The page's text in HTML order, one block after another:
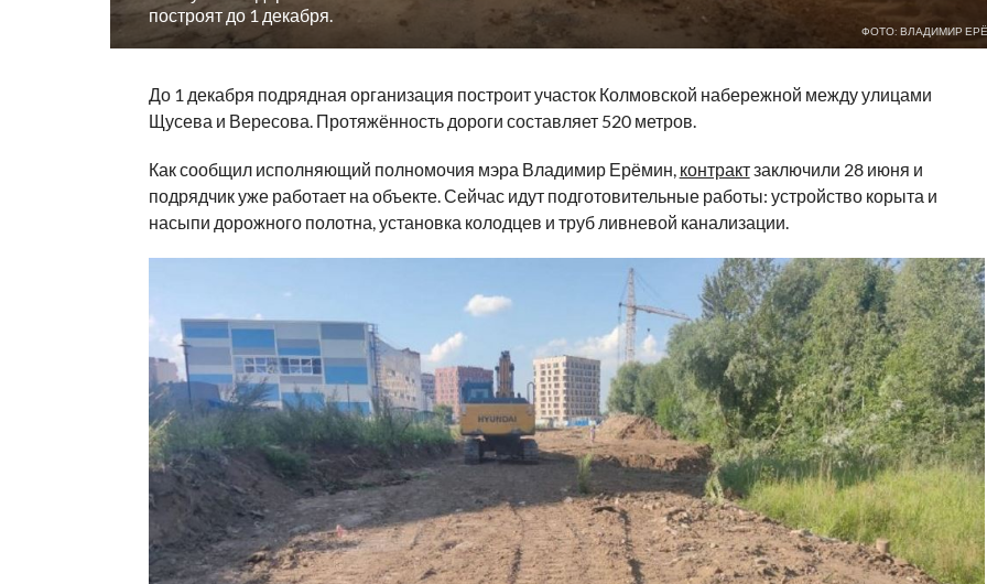
построят до 1 декабря.
ФОТО: ВЛАДИМИР
До 1 декабря подрядная организация построит участок Колмовской набережной между улицами
Щусева и Вересова. Протяжённость дороги составляет 520 метров.
Как сообщил исполняющий полномочия мэра Владимир Ерёмин, контрактзаключили 28 июня и
подрядчик уже работает на объекте. Сейчас идут подготовительные работы: устройство корыта и
насыпи дорожного полотна, установка колодцев и труб ливневой канализации.